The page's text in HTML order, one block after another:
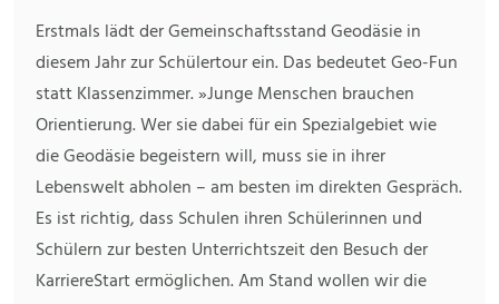
Erstmals lädt der Gemeinschaftsstand Geodäsie in
diesem Jahr zur Schülertour ein. Das bedeutet Geo-Fun
statt Klassenzimmer. »Junge Menschen brauchen
Orientierung. Wer sie dabei für ein Spezialgebiet wie
die Geodäsie begeistern will, muss sie in ihrer
Lebenswelt abholen – am besten im direkten Gespräch.
Es ist richtig, dass Schulen ihren Schülerinnen und
Schülern zur besten Unterrichtszeit den Besuch der
KarriereStart ermöglichen. Am Stand wollen wir die